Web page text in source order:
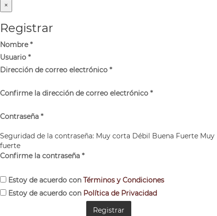
×
Registrar
Nombre*
Usuario *
Dirección de correo electrónico *
Confirme la dirección de correo electrónico *
Contraseña *
Seguridad de la contraseña: Muy corta Débil Buena Fuerte Muy
fuerte
Confirme la contraseña *
Estoy de acuerdo con Términos y Condiciones
Estoy de acuerdo con Política de Privacidad
Registrar